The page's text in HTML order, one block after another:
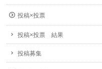
投稿×投票
投稿×投票 結果
投稿募集